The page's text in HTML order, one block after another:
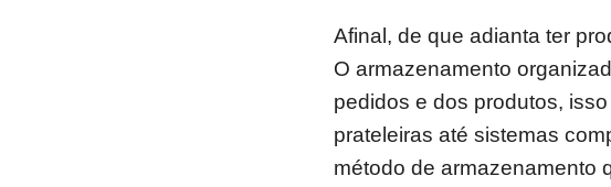
Afinal, de que adianta ter
O armazenamento
pedidos e dos produtos,
prateleiras até sistemas
método de armazenamento